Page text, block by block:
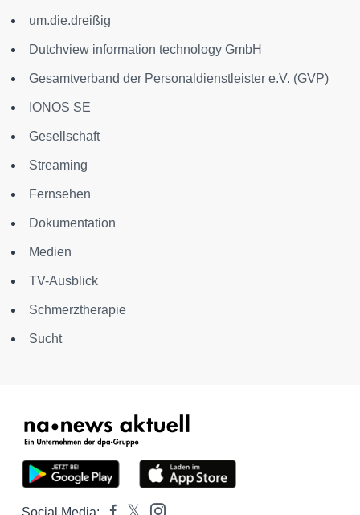
um.die.dreißig
Dutchview information technology GmbH
Gesamtverband der Personaldienstleister e.V. (GVP)
IONOS SE
Gesellschaft
Streaming
Fernsehen
Dokumentation
Medien
TV-Ausblick
Schmerztherapie
Sucht
Social Media: